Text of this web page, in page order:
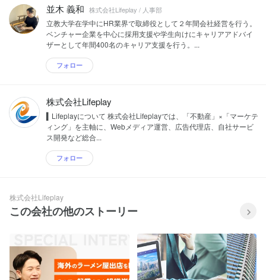
並木 義和 株式会社Lifeplay / 人事部
立教大学在学中にHR業界で取締役として２年間会社経営を行う。
ベンチャー企業を中心に採用支援や学生向けにキャリアアドバイ
ザーとして年間400名のキャリア支援を行う。...
フォロー
株式会社Lifeplay
▍Lifeplayについて 株式会社Lifeplayでは、「不動産」×「マーケテ
ィング」を主軸に、Webメディア運営、広告代理店、自社サービ
ス開発など総合...
フォロー
株式会社Lifeplay
この会社の他のストーリー